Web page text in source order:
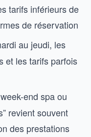
tarifs inférieurs de
de réservation
au jeudi, les
et les tarifs parfois
end spa ou
revient souvent
des prestations